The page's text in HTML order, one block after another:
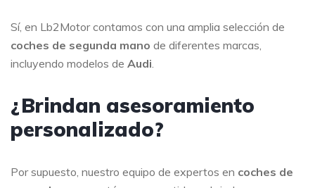
Sí, en Lb2Motor contamos con una amplia selección de
coches de segunda mano de diferentes marcas,
incluyendo modelos de Audi.
¿Brindan asesoramiento
personalizado?
Por supuesto, nuestro equipo de expertos en coches de